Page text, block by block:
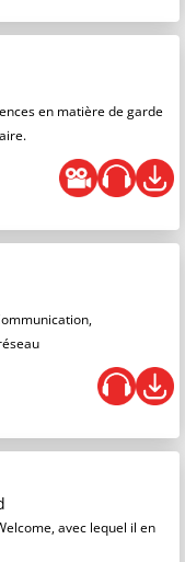
en matière de garde
avec lequel il en